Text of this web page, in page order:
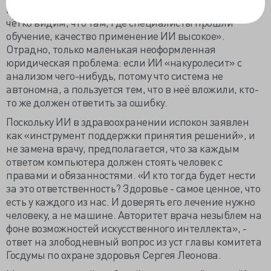
не заменит ли их искусственный интеллект, а также
чётко видим, что там, где специалисты прошли
обучение, качество применение ИИ высокое».
Отрадно, только маленькая неоформленная
юридическая проблема: если ИИ «накуролесит» с
анализом чего-нибудь, потому что система не
автономна, а пользуется тем, что в неё вложили, кто-
то же должен ответить за ошибку.
Поскольку ИИ в здравоохранении испокон заявлен
как «инструмент поддержки принятия решений», и
не замена врачу, предполагается, что за каждым
ответом компьютера должен стоять человек с
правами и обязанностями. «И кто тогда будет нести
за это ответственность? Здоровье - самое ценное, что
есть у каждого из нас. И доверять его лечение нужно
человеку, а не машине. Авторитет врача незыблем на
фоне возможностей искусственного интеллекта», -
ответ на злободневный вопрос из уст главы комитета
Госдумы по охране здоровья Сергея Леонова.